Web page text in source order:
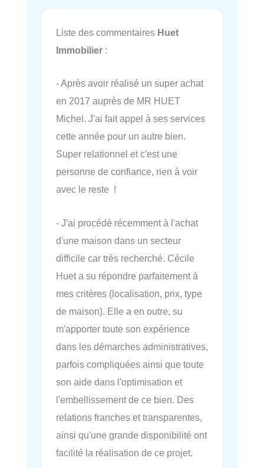
Liste des commentaires Huet
Immobilier :
- Après avoir réalisé un super achat
en 2017 auprès de MR HUET
Michel. J'ai fait appel à ses services
cette année pour un autre bien.
Super relationnel et c'est une
personne de confiance, rien à voir
avec le reste !
- J'ai procédé récemment à l'achat
d'une maison dans un secteur
difficile car très recherché. Cécile
Huet a su répondre parfaitement à
mes critères (localisation, prix, type
de maison). Elle a en outre, su
m'apporter toute son expérience
dans les démarches administratives,
parfois compliquées ainsi que toute
son aide dans l'optimisation et
l'embellissement de ce bien. Des
relations franches et transparentes,
ainsi qu'une grande disponibilité ont
facilité la réalisation de ce projet.